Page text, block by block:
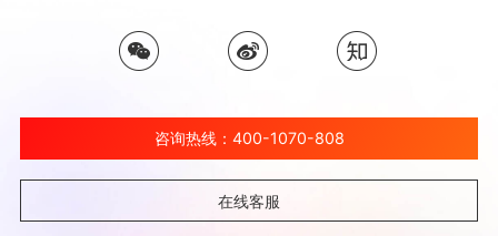
咨询热线：400-1070-808
在线客服